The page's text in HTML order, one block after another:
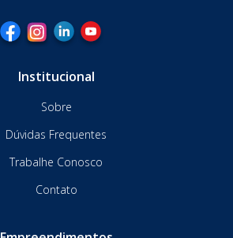
Institucional
Sobre
Dúvidas Frequentes
Trabalhe Conosco
Contato